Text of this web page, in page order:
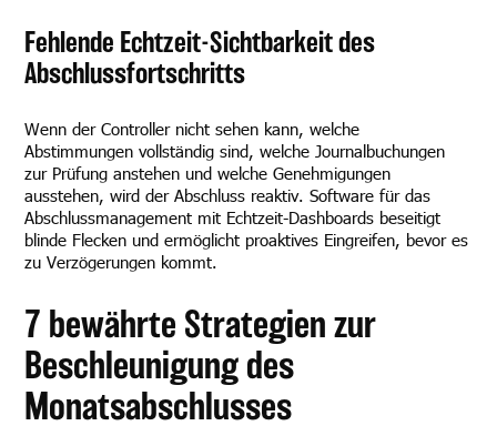
Fehlende Echtzeit-Sichtbarkeit des
Abschlussfortschritts
Wenn der Controller nicht sehen kann, welche
Abstimmungen vollständig sind, welche Journalbuchungen
zur Prüfung anstehen und welche Genehmigungen
ausstehen, wird der Abschluss reaktiv. Software für das
Abschlussmanagement mit Echtzeit-Dashboards beseitigt
blinde Flecken und ermöglicht proaktives Eingreifen, bevor es
zu Verzögerungen kommt.
7 bewährte Strategien zur
Beschleunigung des
Monatsabschlusses